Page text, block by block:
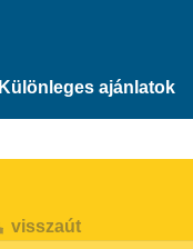
Különleges ajánlatok
visszaút